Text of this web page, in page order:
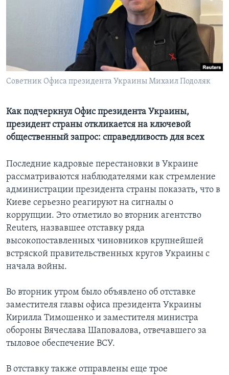
Советник Офиса президента Украины Михаил Подоляк
Как подчеркнул Офис президента Украины,
президент страны откликается на ключевой
общественный запрос: справедливость для всех
Последние кадровые перестановки в Украине
рассматриваются наблюдателями как стремление
администрации президента страны показать, что в
Киеве серьезно реагируют на сигналы о
коррупции. Это отметило во вторник агентство
Reuters, назвавшее отставку ряда
высокопоставленных чиновников крупнейшей
встряской правительственных кругов Украины с
начала войны.
Во вторник утром было объявлено об отставке
заместителя главы офиса президента Украины
Кирилла Тимошенко и заместителя министра
обороны Вячеслава Шаповалова, отвечавшего за
тыловое обеспечение ВСУ.
В отставку также отправлены еще трое